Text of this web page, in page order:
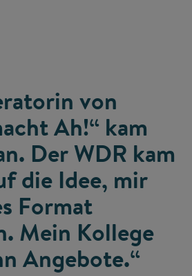
von
Ah!“ kam
Der WDR kam
die Idee, mir
Format
Mein Kollege
Angebote.“